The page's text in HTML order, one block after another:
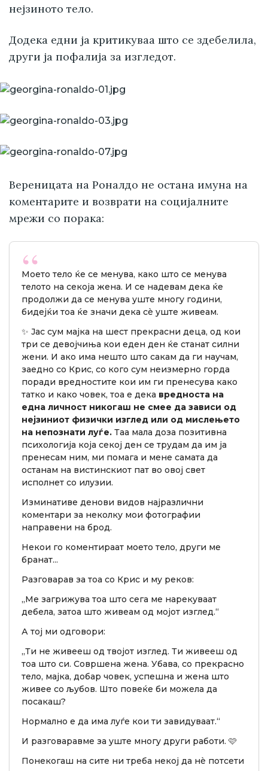
нејзиното тело.
Додека едни ја критикуваа што се здебелила,
други ја пофалија за изгледот.
Вереницата на Роналдо не остана имуна на
коментарите и возврати на социјалните
мрежи со порака:
Моето тело ќе се менува, како што се менува
телото на секоја жена. И се надевам дека ќе
продолжи да се менува уште многу години,
бидејќи тоа ќе значи дека сè уште живеам.
✨ Јас сум мајка на шест прекрасни деца, од кои
три се девојчиња кои еден ден ќе станат силни
жени. И ако има нешто што сакам да ги научам,
заедно со Крис, со кого сум неизмерно горда
поради вредностите кои им ги пренесува како
татко и како човек, тоа е дека вредноста на
една личност никогаш не смее да зависи од
нејзиниот физички изглед или од мислењето
на непознати луѓе. Таа мала доза позитивна
психологија која секој ден се трудам да им ја
пренесам ним, ми помага и мене самата да
останам на вистинскиот пат во овој свет
исполнет со илузии.
Изминативе денови видов најразлични
коментари за неколку мои фотографии
направени на брод.
Некои го коментираат моето тело, други ме
бранат...
Разговарав за тоа со Крис и му реков:
„Ме загрижува тоа што сега ме нарекуваат
дебела, затоа што живеам од мојот изглед.“
А тој ми одговори:
„Ти не живееш од твојот изглед. Ти живееш од
тоа што си. Совршена жена. Убава, со прекрасно
тело, мајка, добар човек, успешна и жена што
живее со љубов. Што повеќе би можела да
посакаш?
Нормално е да има луѓе кои ти завидуваат.“
И разговаравме за уште многу други работи. 🩷
Понекогаш на сите ни треба некој да нè потсети